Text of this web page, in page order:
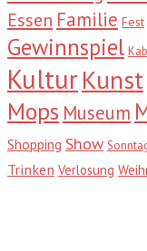
Essen Familie Fest
Gewinnspiel
KulturKunst
Mops Museum
Shopping Show
Trinken Verlosung